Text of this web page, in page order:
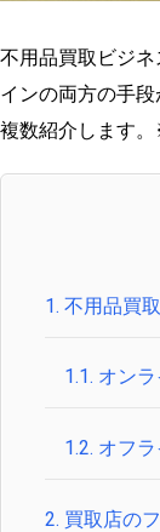
不用品買取ビジ
インの両方の手
複数紹介します
1. 不用品買
1.1. オン
1.2. オフ
2. 買取店の